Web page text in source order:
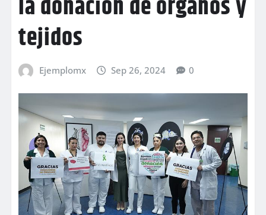
la donación de órganos y
tejidos
Ejemplomx Sep 26, 2024 0